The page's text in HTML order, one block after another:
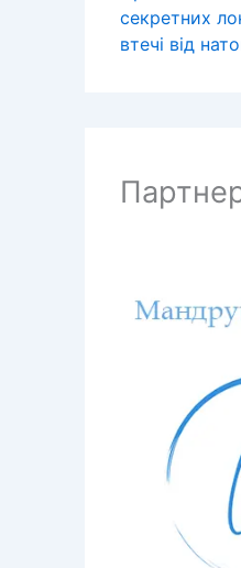
секретних
втечі від